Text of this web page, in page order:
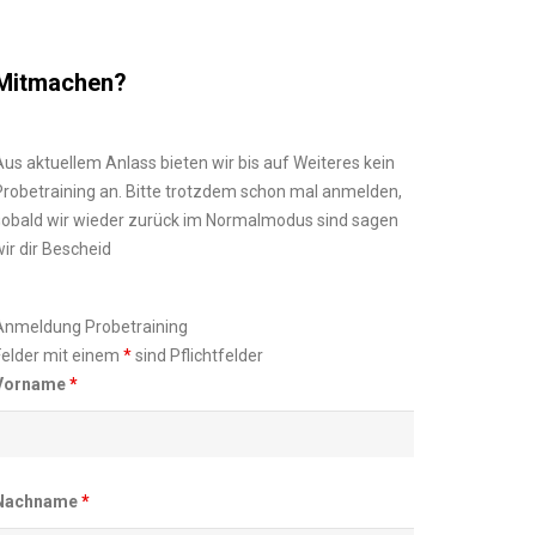
aktuellem Anlass bieten wir bis auf Weiteres kein
an. Bitte trotzdem schon mal anmelden,
wir wieder zurück im Normalmodus sind sagen
dir Bescheid
Probetraining
mit einem *sind Pflichtfelder
*
*